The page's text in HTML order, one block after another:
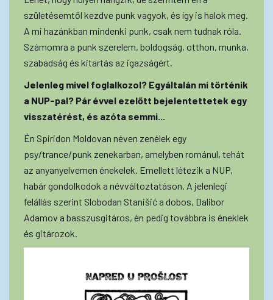
születésemtől kezdve punk vagyok, és így is halok meg.
A mi hazánkban mindenki punk, csak nem tudnak róla.
Számomra a punk szerelem, boldogság, otthon, munka,
szabadság és kitartás az igazságért.
Jelenleg mivel foglalkozol? Egyáltalán mi történik
a NUP-pal? Pár évvel ezelőtt bejelentettetek egy
visszatérést, és azóta semmi...
Én Spiridon Moldovan néven zenélek egy
psy/trance/punk zenekarban, amelyben románul, tehát
az anyanyelvemen énekelek. Emellett létezik a NUP,
habár gondolkodok a névváltoztatáson. A jelenlegi
felállás szerint Slobodan Stanišić a dobos, Dalibor
Adamov a basszusgitáros, én pedig továbbra is éneklek
és gitározok.